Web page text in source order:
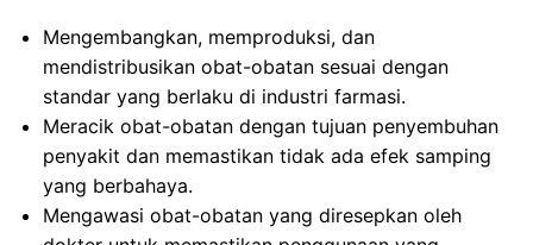
Mengembangkan, memproduksi, dan
mendistribusikan obat-obatan sesuai dengan
standar yang berlaku di industri farmasi.
Meracik obat-obatan dengan tujuan penyembuhan
penyakit dan memastikan tidak ada efek samping
yang berbahaya.
Mengawasi obat-obatan yang diresepkan oleh